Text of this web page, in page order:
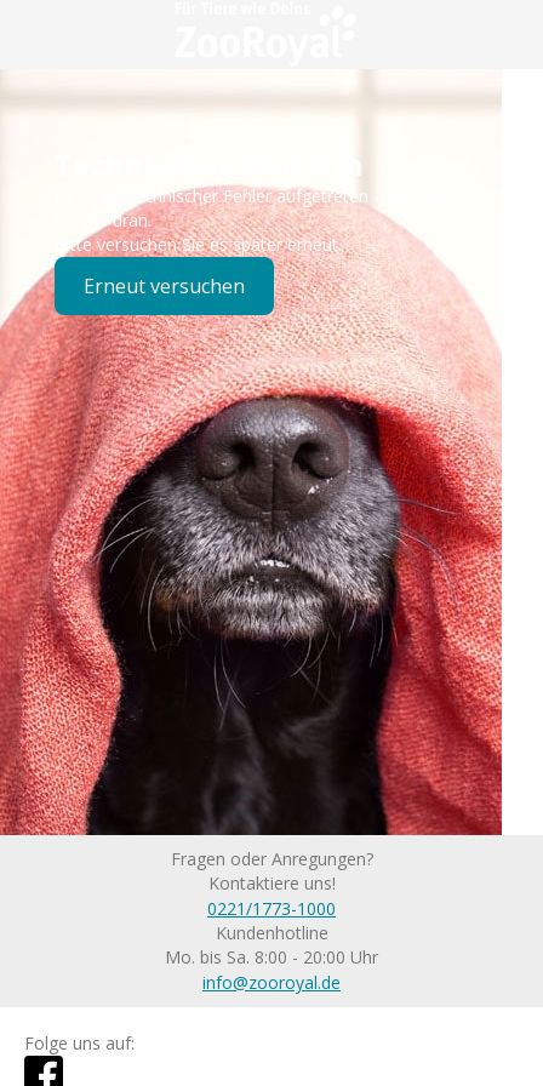
Technisches Problem
Es ist ein technischer Fehler aufgetreten – wir sind
bereits dran.
Bitte versuchen Sie es später erneut.
Erneut versuchen
Fragen oder Anregungen?
Kontaktiere uns!
0221/1773-1000
Kundenhotline
Mo. bis Sa. 8:00 - 20:00 Uhr
info@zooroyal.de
Folge uns auf: